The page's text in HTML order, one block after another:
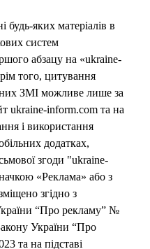
будь-яких матеріалів в
систем
абзацу на «ukraine-
того, цитування
ЗМІ можливе лише за
ukraine-inform.com та на
і використання
додатках,
згоди "ukraine-
«Реклама» або з
згідно з
“Про рекламу” №
України “Про
та на підставі